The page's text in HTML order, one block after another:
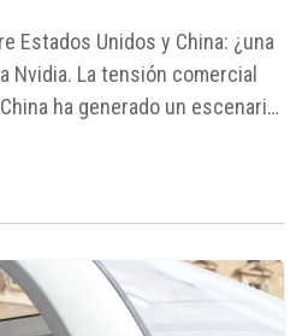
Estados Unidos y China: ¿una
Nvidia. La tensión comercial
ha generado un escenario
comerciales, el